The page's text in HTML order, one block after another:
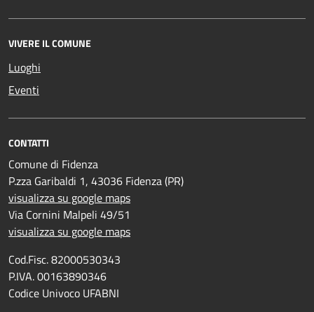
VIVERE IL COMUNE
Luoghi
Eventi
CONTATTI
Comune di Fidenza
P.zza Garibaldi 1, 43036 Fidenza (PR)
visualizza su google maps
Via Cornini Malpeli 49/51
visualizza su google maps
Cod.Fisc. 82000530343
P.IVA. 00163890346
Codice Univoco UFABNI